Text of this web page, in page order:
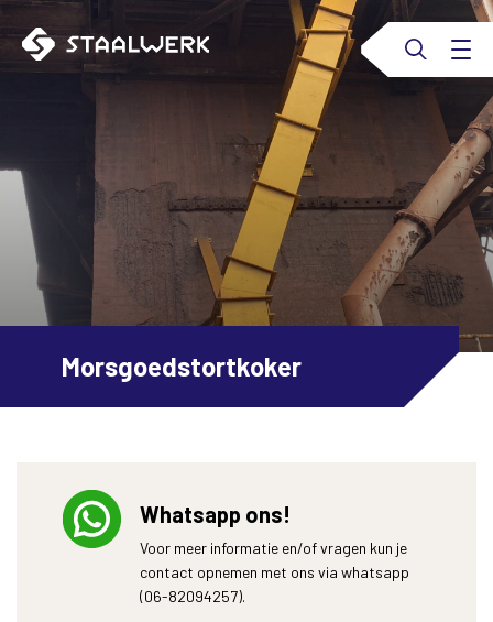
Morsgoedstortkoker
Whatsapp ons!
Voor meer informatie en/of vragen kun je
contact opnemen met ons via whatsapp
(06-82094257).